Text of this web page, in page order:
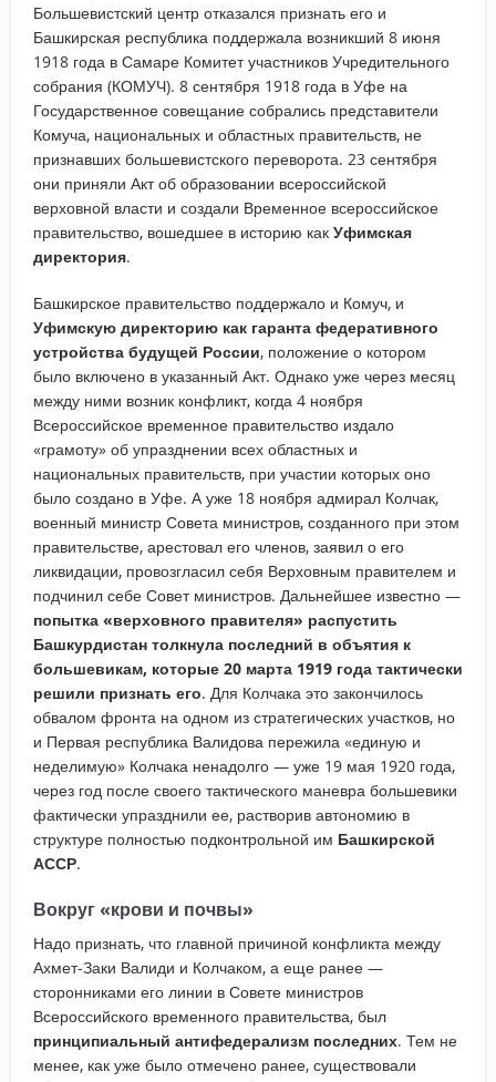
Большевистский центр отказался признать его и
Башкирская республика поддержала возникший 8 июня
1918 года в Самаре Комитет участников Учредительного
собрания (КОМУЧ). 8 сентября 1918 года в Уфе на
Государственное совещание собрались представители
Комуча, национальных и областных правительств, не
признавших большевистского переворота. 23 сентября
они приняли Акт об образовании всероссийской
верховной власти и создали Временное всероссийское
правительство, вошедшее в историю как Уфимская
директория.
Башкирское правительство поддержало и Комуч, и
Уфимскую директорию как гаранта федеративного
устройства будущей России, положение о котором
было включено в указанный Акт. Однако уже через месяц
между ними возник конфликт, когда 4 ноября
Всероссийское временное правительство издало
«грамоту» об упразднении всех областных и
национальных правительств, при участии которых оно
было создано в Уфе. А уже 18 ноября адмирал Колчак,
военный министр Совета министров, созданного при этом
правительстве, арестовал его членов, заявил о его
ликвидации, провозгласил себя Верховным правителем и
подчинил себе Совет министров. Дальнейшее известно —
попытка «верховного правителя» распустить
Башкурдистан толкнула последний в объятия к
большевикам, которые 20 марта 1919 года тактически
решили признать его. Для Колчака это закончилось
обвалом фронта на одном из стратегических участков, но
и Первая республика Валидова пережила «единую и
неделимую» Колчака ненадолго — уже 19 мая 1920 года,
через год после своего тактического маневра большевики
фактически упразднили ее, растворив автономию в
структуре полностью подконтрольной им Башкирской
АССР.
Вокруг «крови и почвы»
Надо признать, что главной причиной конфликта между
Ахмет-Заки Валиди и Колчаком, а еще ранее —
сторонниками его линии в Совете министров
Всероссийского временного правительства, был
принципиальный антифедерализм последних. Тем не
менее, как уже было отмечено ранее, существовали